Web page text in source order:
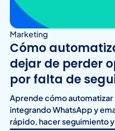
Marketing
Cómo
dejar de perder
por falta de
Aprende cómo automatizar
integrando WhatsApp y
rápido, hacer seguimiento